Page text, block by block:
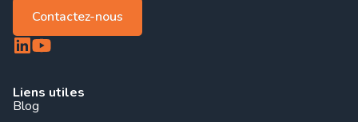
Contactez-nous
Liens utiles
Blog